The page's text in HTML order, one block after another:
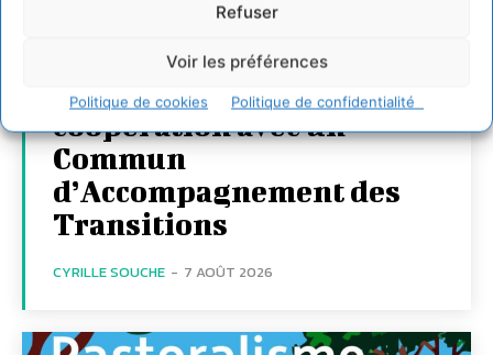
Refuser
Voir les préférences
Politique de cookies Politique de confidentialité
Transformer les
territoires par le
dialogue et la
coopération avec un
Commun
d’Accompagnement des
Transitions
CYRILLE SOUCHE - 7 AOÛT 2026